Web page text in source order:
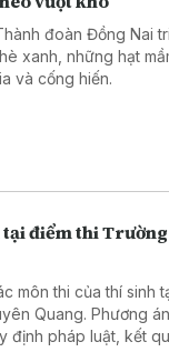
đoàn Đồng Nai
xanh, những hạt
và cống hiến.
điểm thi
môn thi của thí sinh
Quang. Phương
pháp luật, kết